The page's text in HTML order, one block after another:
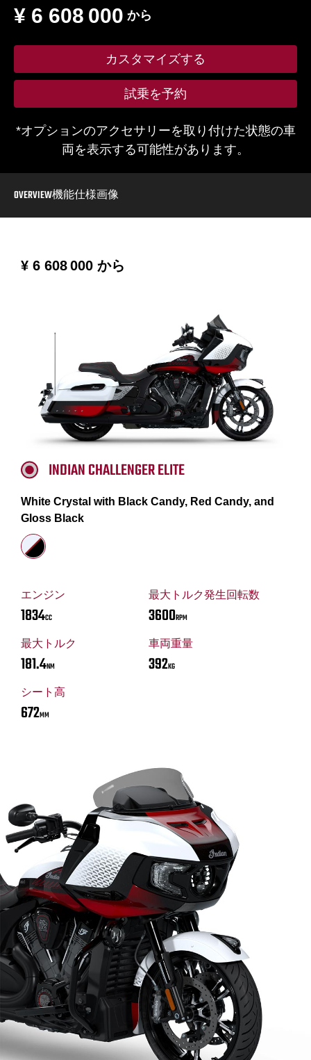
から
¥ 6 608 000
カスタマイズする
試乗を予約
*オプションのアクセサリーを取り付けた状態の車
両を表示する可能性があります。
OVERVIEW機能仕様画像
から
¥ 6 608 000
エンジン
1834CC
最大トルク発生回転数
3600RPM
最大トルク
181.4NM
車両重量
392KG
シート高
672MM
INDIAN CHALLENGER ELITE
White Crystal with Black Candy, Red Candy, and
Gloss Black